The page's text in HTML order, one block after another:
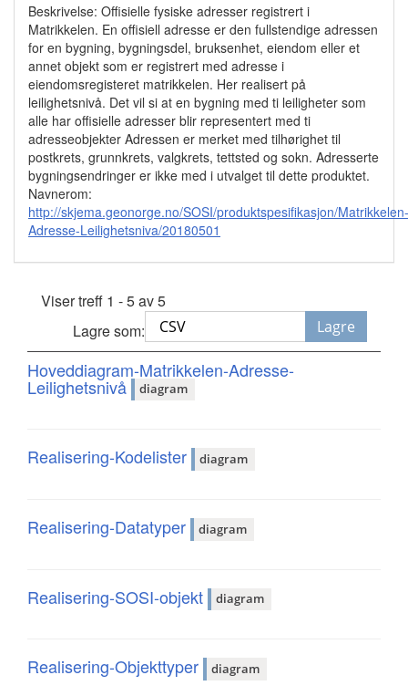
Beskrivelse: Offisielle fysiske adresser registrert i
Matrikkelen. En offisiell adresse er den fullstendige adressen
for en bygning, bygningsdel, bruksenhet, eiendom eller et
annet objekt som er registrert med adresse i
eiendomsregisteret matrikkelen. Her realisert på
leilighetsnivå. Det vil si at en bygning med ti leiligheter som
alle har offisielle adresser blir representert med ti
adresseobjekter Adressen er merket med tilhørighet til
postkrets, grunnkrets, valgkrets, tettsted og sokn. Adresserte
bygningsendringer er ikke med i utvalget til dette produktet.
Navnerom:
http://skjema.geonorge.no/SOSI/produktspesifikasjon/Matrikkelen-
Adresse-Leilighetsniva/20180501
Viser treff 1 - 5 av 5
Lagre som:
Lagre
Hoveddiagram-Matrikkelen-Adresse-
Leilighetsnivå diagram
Realisering-Kodelister diagram
Realisering-Datatyper diagram
Realisering-SOSI-objekt diagram
Realisering-Objekttyper diagram